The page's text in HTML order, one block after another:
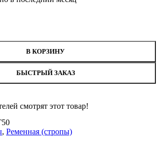
Лента ременная 9С763-Г50, ширина 2,5 см
В КОРЗИНУ
БЫСТРЫЙ ЗАКАЗ
смотрят этот товар!
, Ременная (стропы)